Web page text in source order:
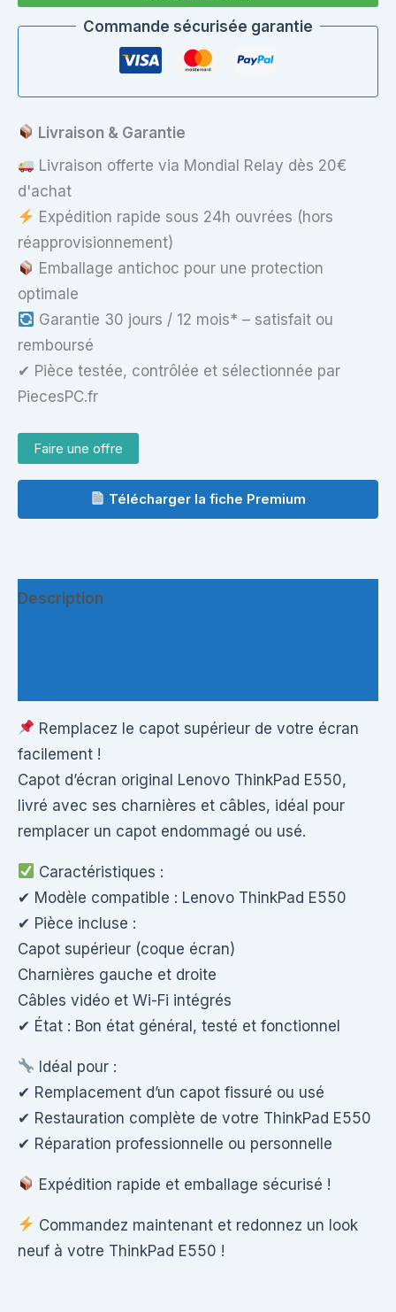
+
Hinges
+
Cables
Commande sécurisée garantie
Livraison & Garantie
Livraison offerte via Mondial Relay dès 20€
d'achat
Expédition rapide sous 24h ouvrées (hors
réapprovisionnement)
Emballage antichoc pour une protection
optimale
Garantie 30 jours / 12 mois* – satisfait ou
remboursé
✔ Pièce testée, contrôlée et sélectionnée par
PiecesPC.fr
Faire une offre
Télécharger la fiche Premium
Description
Remplacez le capot supérieur de votre écran
facilement !
Capot d’écran original Lenovo ThinkPad E550,
livré avec ses charnières et câbles, idéal pour
remplacer un capot endommagé ou usé.
Caractéristiques :
✔ Modèle compatible : Lenovo ThinkPad E550
✔ Pièce incluse :
Capot supérieur (coque écran)
Charnières gauche et droite
Câbles vidéo et Wi-Fi intégrés
✔ État : Bon état général, testé et fonctionnel
Idéal pour :
✔ Remplacement d’un capot fissuré ou usé
✔ Restauration complète de votre ThinkPad E550
✔ Réparation professionnelle ou personnelle
Expédition rapide et emballage sécurisé !
Commandez maintenant et redonnez un look
neuf à votre ThinkPad E550 !